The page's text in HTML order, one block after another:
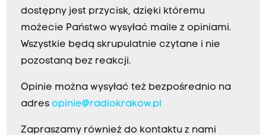
dostępny jest przycisk, dzięki któremu
możecie Państwo wysyłać maile z opiniami.
Wszystkie będą skrupulatnie czytane i nie
pozostaną bez reakcji.
Opinie można wysyłać też bezpośrednio na
adres opinie@radiokrakow.pl
Zapraszamy również do kontaktu z nami